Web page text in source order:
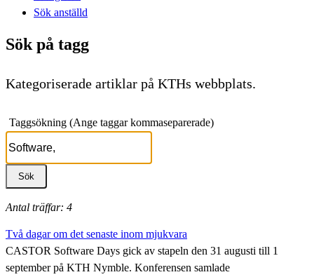
Sök anställd
Sök på tagg
Kategoriserade artiklar på KTHs webbplats.
Taggsökning (Ange taggar kommaseparerade)
Antal träffar: 4
Två dagar om det senaste inom mjukvara
CASTOR Software Days gick av stapeln den 31 augusti till 1
september på KTH Nymble. Konferensen samlade